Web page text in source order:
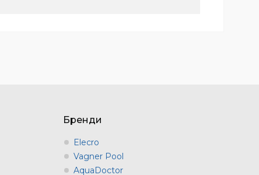
Бренди
Elecro
Vagner Pool
AquaDoctor